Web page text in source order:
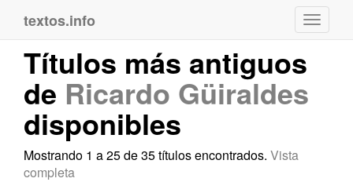
textos.info
Títulos más antiguos
de Ricardo Güiraldes
disponibles
Mostrando 1 a 25 de 35 títulos encontrados. Vista
completa